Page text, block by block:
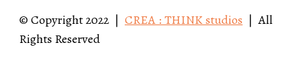
© Copyright 2022 | CREA : THINK studios | All
Rights Reserved